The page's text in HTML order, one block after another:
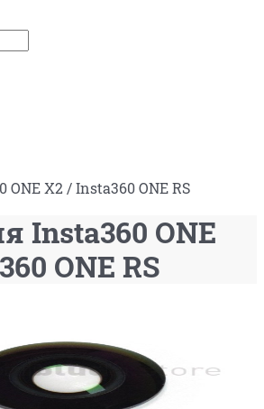
X2 / Insta360 ONE RS
Insta360 ONE
ONE RS